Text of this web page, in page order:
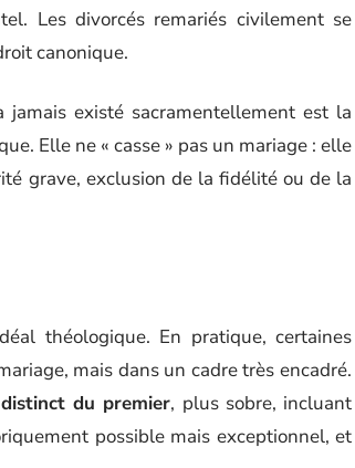
Les divorcés remariés civilement se
canonique.
jamais existé sacramentellement est la
Elle ne « casse » pas un mariage : elle
grave, exclusion de la fidélité ou de la
théologique. En pratique, certaines
mais dans un cadre très encadré.
du premier, plus sobre, incluant
possible mais exceptionnel, et